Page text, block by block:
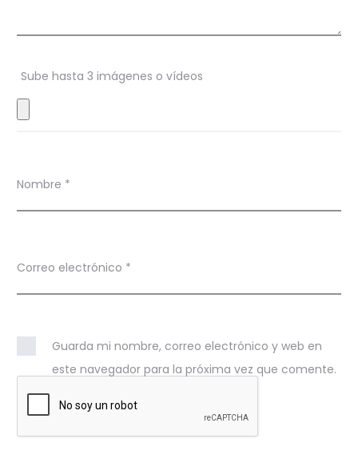
n
s
Sube hasta 3 imágenes o vídeos
Nombre *
Correo electrónico *
Guarda mi nombre, correo electrónico y web en
este navegador para la próxima vez que comente.